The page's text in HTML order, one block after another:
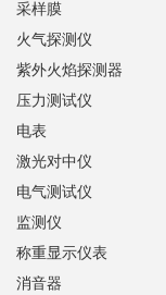
采样膜
火气探测仪
紫外火焰探测器
压力测试仪
电表
激光对中仪
电气测试仪
监测仪
称重显示仪表
消音器